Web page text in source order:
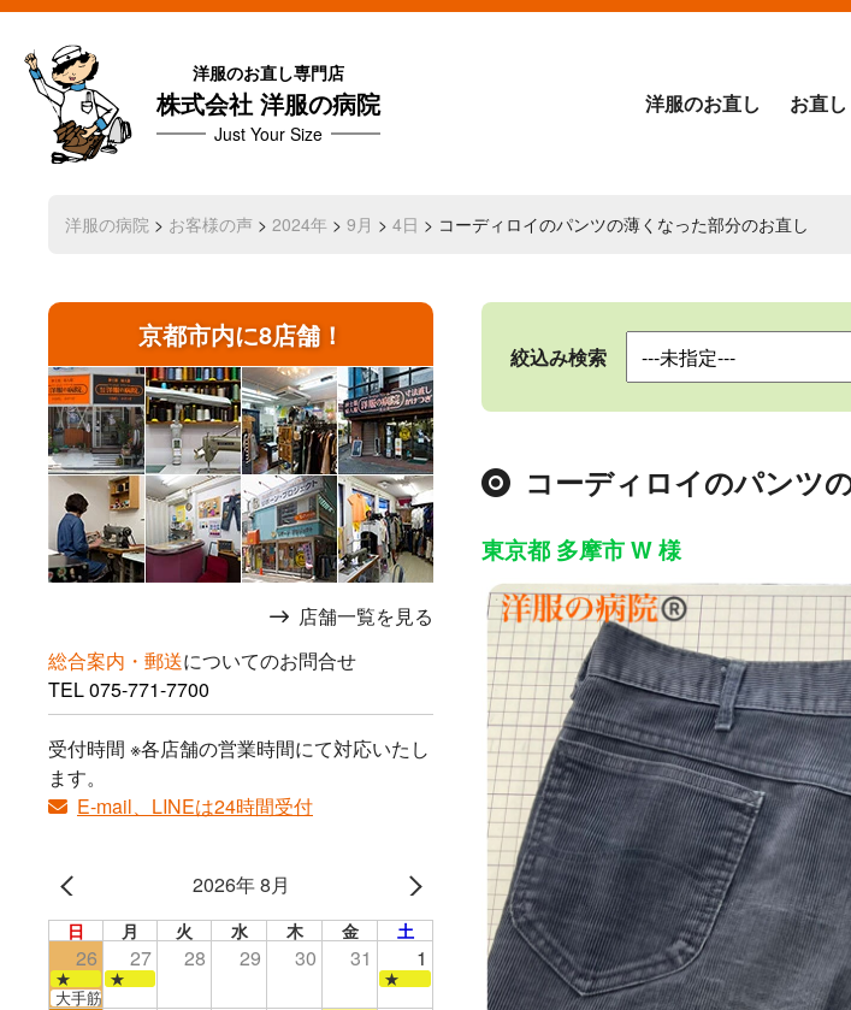
洋服のお直し専門店
株式会社 洋服の病院
Just Your Size
洋服のお直し お直
洋服の病院 > お客様の声 > 2024年 > 9月 > 4日 > コーディロイのパンツの薄くなった部分のお直し
京都市内に8店舗！
店舗一覧を見る
総合案内・郵送についてのお問合せ
TEL075-771-7700
受付時間 ※各店舗の営業時間にて対応いたし
ます。
E-mail、LINEは24時間受付
2026年 8月
日 月 火 水 木 金 土
26 27 28 29 30 31 1
★ ★
★
大手筋店のみ営業
絞込み検索
コーディロイのパンツ
東京都 多摩市 W 様